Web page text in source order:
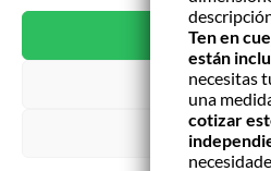
VER
TÉRMINOS Y
Ten en
están
necesitas
una
cotizar